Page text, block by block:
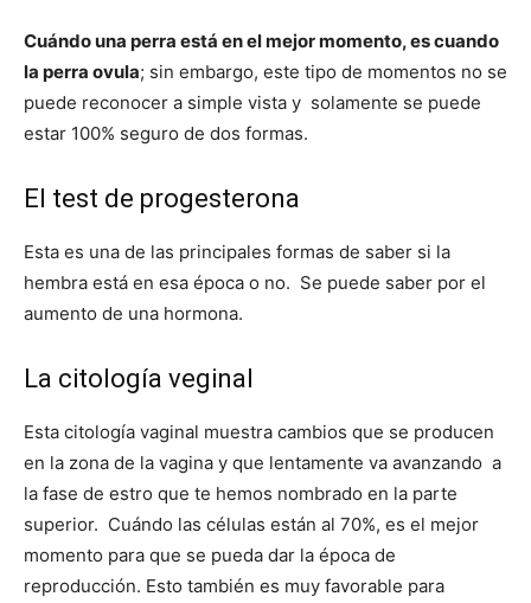
Cuándo una perra está en el mejor momento, es cuando
la perra ovula; sin embargo, este tipo de momentos no se
puede reconocer a simple vista y solamente se puede
estar 100% seguro de dos formas.
El test de progesterona
Esta es una de las principales formas de saber si la
hembra está en esa época o no. Se puede saber por el
aumento de una hormona.
La citología veginal
Esta citología vaginal muestra cambios que se producen
en la zona de la vagina y que lentamente va avanzando a
la fase de estro que te hemos nombrado en la parte
superior. Cuándo las células están al 70%, es el mejor
momento para que se pueda dar la época de
reproducción. Esto también es muy favorable para